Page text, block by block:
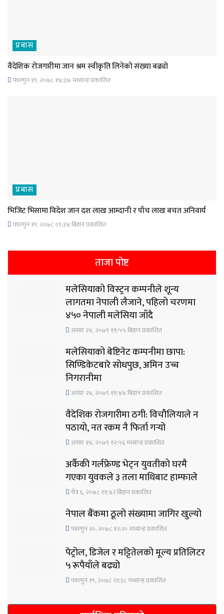
प्रबास
वैदेशिक रोजगारीमा जान श्रम स्वीकृति लिनेको संख्या बढ्याे
फाल्गुन १९, २०७८ १४;३७ मध्यान्ह प्रकाशित
प्रबास
भिजिट भिसामा विदेश जान दश लाख आम्दानी र पाँच लाख बचत अनिवार्य
फाल्गुन १९, २०७८ ०९;३४ बिहान प्रकाशित
ताजा पोष्ट
मलेसियाको विस्ट्रन कम्पनीले शून्य
लागतमा नेपाली लैजाने, पहिलो चरणमा
४५० नेपाली मलेसिया जाँदै
असार २४, २०७९ ११;५५ बिहान प्रकाशित
मलेसियाको बेष्टिनेट कम्पनीमा छापा:
सिण्डिकेटबारे सोधपुछ, अमिन उच्च
निगरानीमा
असार २४, २०७९ ११;४४ बिहान प्रकाशित
वैदेशिक रोजगारीमा ठगी: विचौलियाले न
पठायो, नत रकम नै फिर्ता गर्‍यो
असार १४, २०७९ १२;५६ मध्यान्ह प्रकाशित
अर्कैकी गर्लफ्रेण्ड भेट्न युवतीको घरमै
गएका युवकले ३ तला माथिबाट हाम्फाले
चैत्र ६, २०७८ ११;४२ बिहान प्रकाशित
नेपाल बैंकमा ठूलो संख्यामा जागिर खुल्यो
फाल्गुन २०, २०७८ १२;२० मध्यान्ह प्रकाशित
पेट्रोल, डिजेल र मट्टितेलको मूल्य प्रतिलिटर
५ रूपैयाँले बढ्यो
फाल्गुन १९, २०७८ २१;३८ मध्यान्ह प्रकाशित